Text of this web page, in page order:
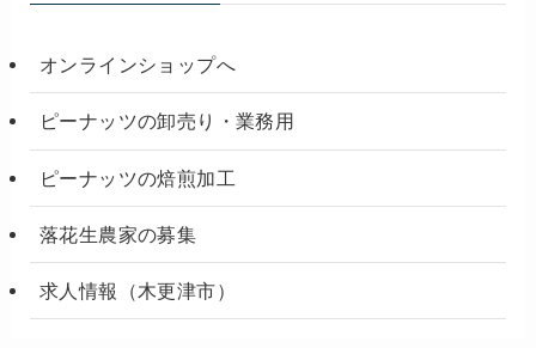
オンラインショップへ
ピーナッツの卸売り・業務用
ピーナッツの焙煎加工
落花生農家の募集
求人情報（木更津市）